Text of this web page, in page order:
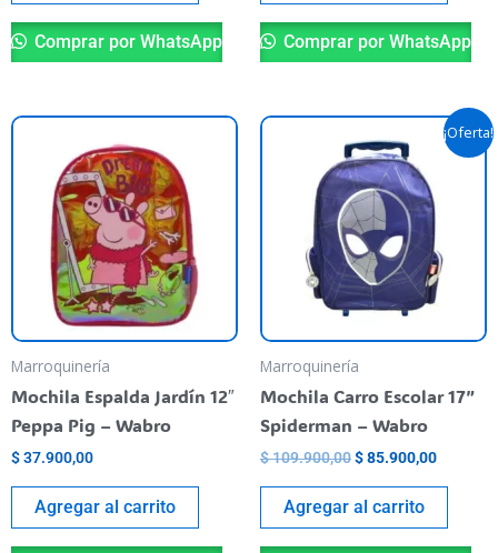
Comprar por WhatsApp Comprar por WhatsApp
Marroquinería
Mochila Espalda Jardín 12″
Peppa Pig – Wabro
$37.900,00
Agregar al carrito
¡Oferta!
Marroquinería
Mochila Carro Escolar 17”
Spiderman – Wabro
$109.900,00
El
precio
original
era:
$ 109.900,00.
$85.900,00
El
precio
actual
Agregar al carrito